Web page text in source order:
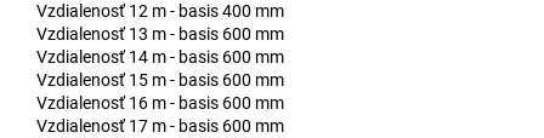
Vzdialenosť 12 m - basis 400 mm
Vzdialenosť 13 m - basis 600 mm
Vzdialenosť 14 m - basis 600 mm
Vzdialenosť 15 m - basis 600 mm
Vzdialenosť 16 m - basis 600 mm
Vzdialenosť 17 m - basis 600 mm